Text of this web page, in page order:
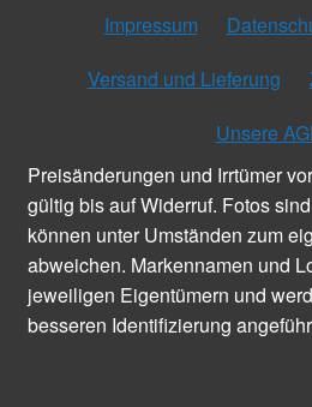
Impressum
Versand und Lieferung
Unsere
Preisänderungen und Irrtümer
gültig bis auf Widerruf. Fotos
können unter Umständen zum
abweichen. Markennamen und
jeweiligen Eigentümern und
besseren Identifizierung